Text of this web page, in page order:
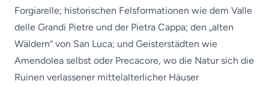
Forgiarelle; historischen Felsformationen wie dem Valle
delle Grandi Pietre und der Pietra Cappa; den „alten
Wäldern“ von San Luca; und Geisterstädten wie
Amendolea selbst oder Precacore, wo die Natur sich die
Ruinen verlassener mittelalterlicher Häuser